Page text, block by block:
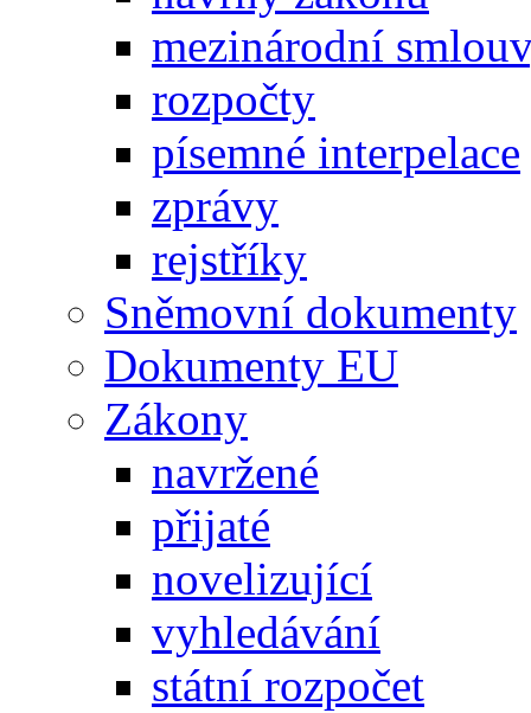
mezinárodní
rozpočty
písemné interpelace
zprávy
rejstříky
Sněmovní dokumenty
Dokumenty EU
Zákony
navržené
přijaté
novelizující
vyhledávání
státní rozpočet